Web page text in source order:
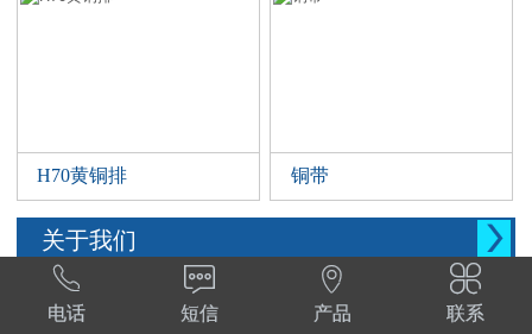
H70黄铜排 铜带
关于我们 
西安晨腾物资有限公司 常年销售铜管，铜棒。
铜棒，铜排等。材质:T1,T2,T3,TP2,Tu1,TU2,

电话

短信

产品

联系